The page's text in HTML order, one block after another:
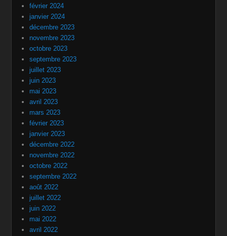
février 2024
janvier 2024
décembre 2023
novembre 2023
octobre 2023
septembre 2023
juillet 2023
juin 2023
mai 2023
avril 2023
mars 2023
février 2023
janvier 2023
décembre 2022
novembre 2022
octobre 2022
septembre 2022
août 2022
juillet 2022
juin 2022
mai 2022
avril 2022